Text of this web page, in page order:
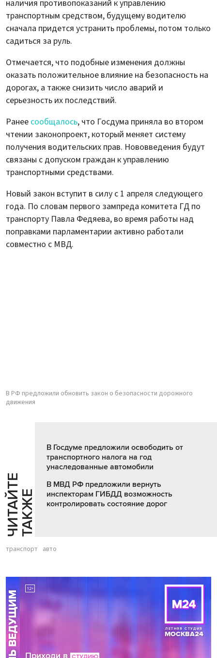
наличия противопоказаний к управлению
транспортным средством, будущему водителю
сначала придется устранить проблемы, потом только
садиться за руль.
Отмечается, что подобные изменения должны
оказать положительное влияние на безопасность на
дорогах, а также снизить число аварий и
серьезность их последствий.
Ранее сообщалось, что Госдума приняла во втором
чтении законопроект, который меняет систему
получения водительских прав. Нововведения будут
связаны с допуском граждан к управлению
транспортными средствами.
Новый закон вступит в силу с 1 апреля следующего
года. По словам первого зампреда комитета ГД по
транспорту Павла Федяева, во время работы над
поправками парламентарии активно работали
совместно с МВД.
В РФ предложили обновить закон о безопасности дорожного
движения
Ч
И
Т
АЙ
Т
Е
Т
А
К
ЖЕ
В Госдуме предложили освободить от
транспортного налога на год
унаследованные автомобили
В МВД РФ предложили вернуть
инспекторам ГИБДД возможность
контролировать состояние дорог
транспорт авто